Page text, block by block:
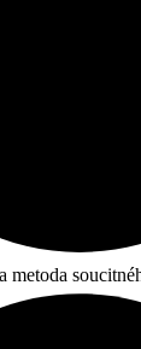
metoda